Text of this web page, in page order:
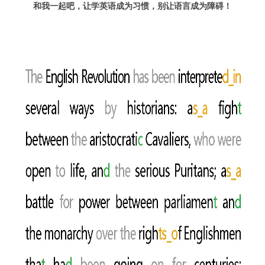
和我一起吧，让学英语成为习惯，别让语言成为障碍！